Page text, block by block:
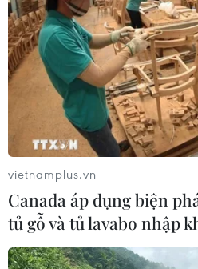
TIN LIÊN QUAN
vietnamplus.vn
Canada áp dụng biện
tủ gỗ và tủ lavabo nhập